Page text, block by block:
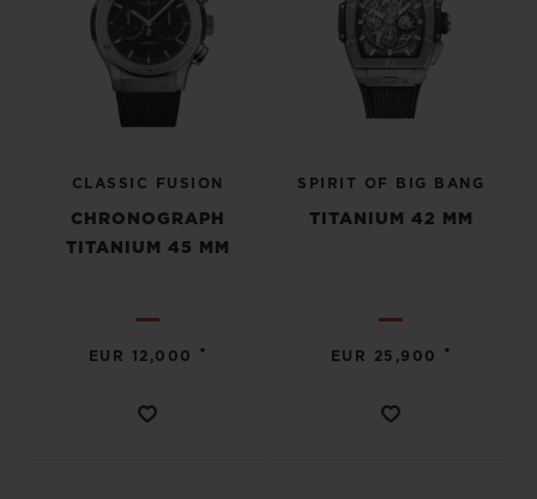
CLASSIC FUSION
CHRONOGRAPH
TITANIUM 45 MM
EUR 12,000 •
SPIRIT OF BIG BANG
TITANIUM 42 MM
EUR 25,900 •